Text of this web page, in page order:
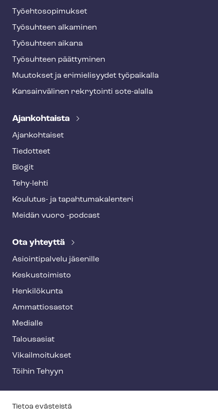
Työ­eh­to­so­pi­muk­set
Työsuhteen alkaminen
Työsuhteen aikana
Työsuhteen päättyminen
Muutokset ja erimielisyydet työpaikalla
Kansainvälinen rekrytointi sote-alalla
Ajankohtaista
Ajankohtaiset
Tiedotteet
Blogit
Tehy-lehti
Koulutus- ja ta­pah­tu­ma­ka­len­te­ri
Meidän vuoro -podcast
Ota yhteyttä
Asioin­ti­pal­ve­lu jäsenille
Keskustoimisto
Henkilökunta
Ammattiosastot
Medialle
Talousasiat
Vi­kail­moi­tuk­set
Töihin Tehyyn
T
Tietoa evästeistä